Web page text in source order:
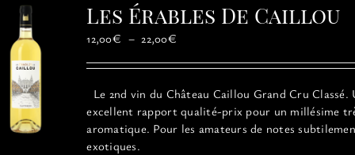
peuvent
sur
page
du
produit
Les Érables De Caillou
12,00€ – 22,00€Plage
prix :
12,00€
à
22,00€
Le 2nd vin du Château Caillou Grand Cru Classé.
excellent rapport qualité-prix pour un millésime
aromatique. Pour les amateurs de notes
exotiques.